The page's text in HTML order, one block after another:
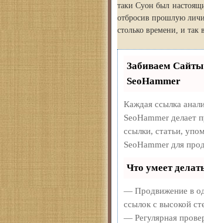
таки Суон был
отбросив прошлую
столько времени, и так
Забиваем
SeoHammer
Каждая ссылка
SeoHammer делает
ссылки, статьи,
SeoHammer для
Что умеет
— Продвижение в
ссылок с высокой
— Регулярная